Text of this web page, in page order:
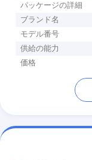
パッケージの詳細
ブランド名
モデル番号
供給の能力
価格